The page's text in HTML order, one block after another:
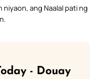
niyaon, ang Naalal pati ng
- Douay